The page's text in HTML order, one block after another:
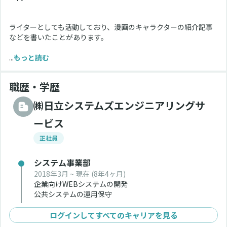
ライターとしても活動しており、漫画のキャラクターの紹介記事
などを書いたことがあります。
...もっと読む
職歴・学歴
㈱日立システムズエンジニアリングサ
ービス
正社員
システム事業部
2018年3月 ~ 現在 (8年4ヶ月)
企業向けWEBシステムの開発
公共システムの運用保守
ログインしてすべてのキャリアを見る